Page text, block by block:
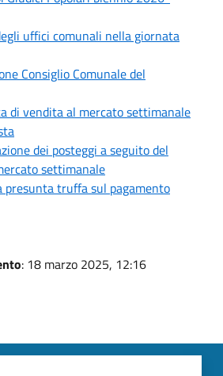
uffici comunali nella giornata
Consiglio Comunale del
di vendita al mercato settimanale
dei posteggi a seguito del
settimanale
presunta truffa sul pagamento
: 18 marzo 2025, 12:16